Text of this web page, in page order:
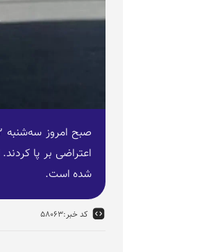
اعتراضی بر پا
شده است.
کد خبر:۵۸۰۶۳